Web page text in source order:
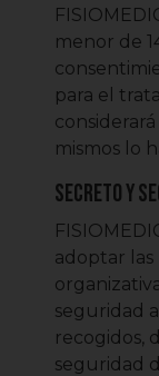
menor de
para el
mismos lo
Secreto y
adoptar las
seguridad
recogidos,
seguridad